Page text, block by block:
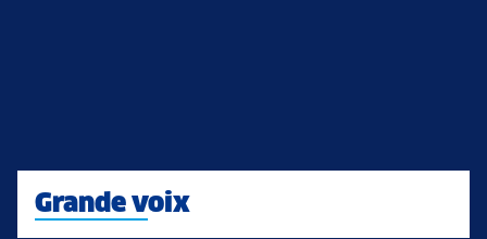
Grande voix